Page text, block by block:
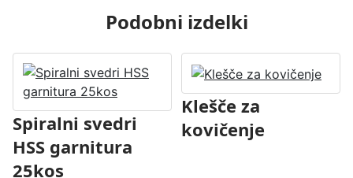
Podobni izdelki
Spiralni svedri
HSS garnitura
25kos
Klešče za
kovičenje